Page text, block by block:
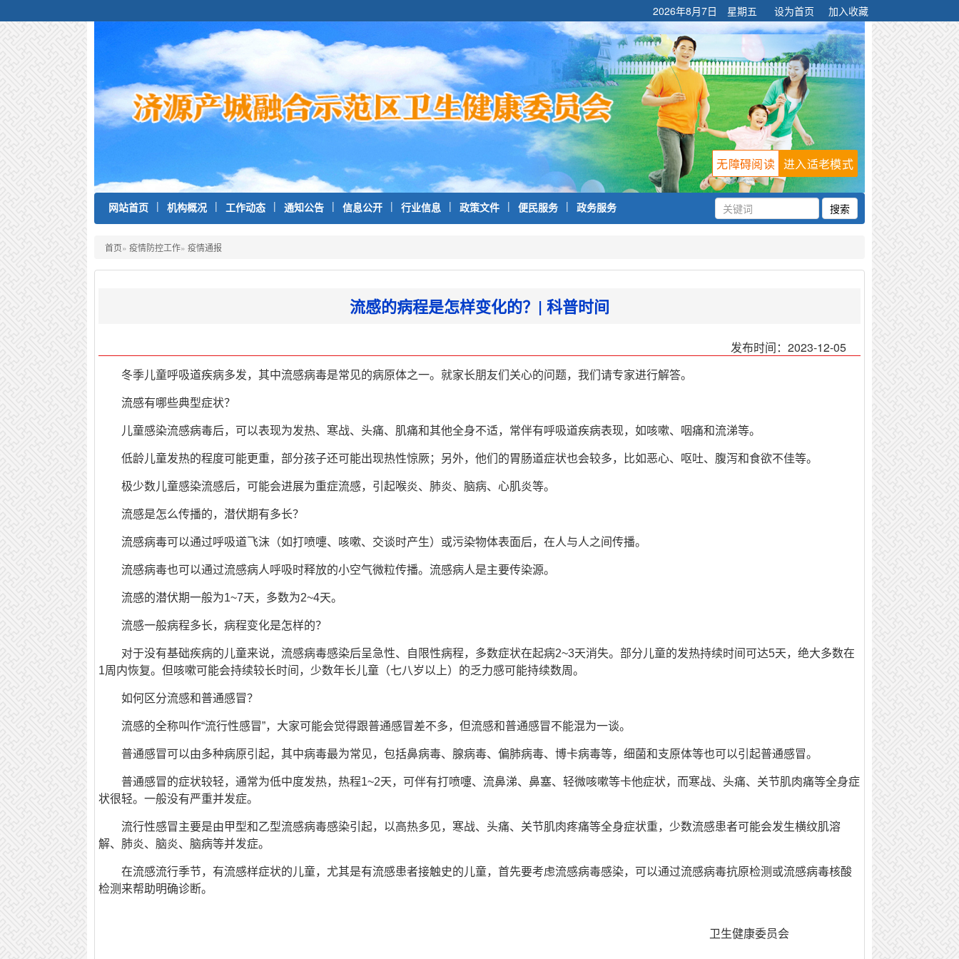
2026年8月7日 星期五 设为首页 加入收藏
进入适老模式
无障碍阅读
网站首页 | 机构概况 | 工作动态 | 通知公告 | 信息公开 | 行业信息 | 政策文件 | 便民服务 | 政务服务
首页» 疫情防控工作» 疫情通报
流感的病程是怎样变化的？| 科普时间
发布时间：2023-12-05
冬季儿童呼吸道疾病多发，其中流感病毒是常见的病原体之一。就家长朋友们关心的问题，我们请专家进行解答。
流感有哪些典型症状？
儿童感染流感病毒后，可以表现为发热、寒战、头痛、肌痛和其他全身不适，常伴有呼吸道疾病表现，如咳嗽、咽痛和流涕等。
低龄儿童发热的程度可能更重，部分孩子还可能出现热性惊厥；另外，他们的胃肠道症状也会较多，比如恶心、呕吐、腹泻和食欲不佳等。
极少数儿童感染流感后，可能会进展为重症流感，引起喉炎、肺炎、脑病、心肌炎等。
流感是怎么传播的，潜伏期有多长？
流感病毒可以通过呼吸道飞沫（如打喷嚏、咳嗽、交谈时产生）或污染物体表面后，在人与人之间传播。
流感病毒也可以通过流感病人呼吸时释放的小空气微粒传播。 流感病人是主要传染源。
流感的潜伏期一般为1~7天，多数为2~4天。
流感一般病程多长，病程变化是怎样的？
对于没有基础疾病的儿童来说，流感病毒感染后呈急性、自限性病程，多数症状在起病2~3天消失。部分儿童的发热持续时间可达5天，绝大多数在
1周内恢复。但咳嗽可能会持续较长时间，少数年长儿童（七八岁以上）的乏力感可能持续数周。
如何区分流感和普通感冒？
流感的全称叫作“流行性感冒”，大家可能会觉得跟普通感冒差不多，但流感和普通感冒不能混为一谈。
普通感冒可以由多种病原引起，其中病毒最为常见，包括鼻病毒、腺病毒、偏肺病毒、博卡病毒等，细菌和支原体等也可以引起普通感冒。
普通感冒的症状较轻，通常为低中度发热，热程1~2天，可伴有打喷嚏、流鼻涕、鼻塞、轻微咳嗽等卡他症状，而寒战、头痛、关节肌肉痛等全身症
状很轻。一般没有严重并发症。
流行性感冒主要是由甲型和乙型流感病毒感染引起，以高热多见，寒战、头痛、关节肌肉疼痛等全身症状重，少数流感患者可能会发生横纹肌溶
解、肺炎、脑炎、脑病等并发症。
在流感流行季节，有流感样症状的儿童，尤其是有流感患者接触史的儿童，首先要考虑流感病毒感染，可以通过流感病毒抗原检测或流感病毒核酸
检测来帮助明确诊断。
卫生健康委员会